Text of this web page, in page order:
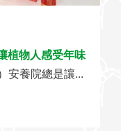
植物人感受年味
安養院總是讓...